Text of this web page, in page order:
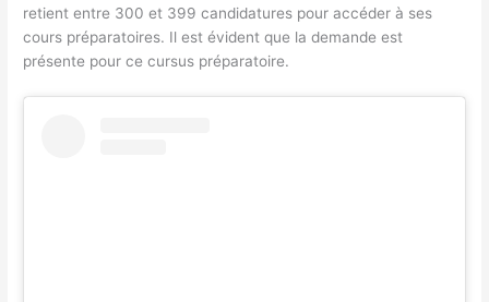
retient entre 300 et 399 candidatures pour accéder à ses
cours préparatoires. Il est évident que la demande est
présente pour ce cursus préparatoire.